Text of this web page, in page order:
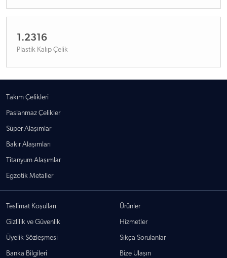
1.2316
Plastik Kalıp Çelik
Takım Çelikleri
Paslanmaz Çelikler
Süper Alaşımlar
Bakır Alaşımları
Titanyum Alaşımlar
Egzotik Metaller
Teslimat Koşulları
Gizlilik ve Güvenlik
Üyelik Sözleşmesi
Banka Bilgileri
Ürünler
Hizmetler
Sıkça Sorulanlar
Bize Ulaşın